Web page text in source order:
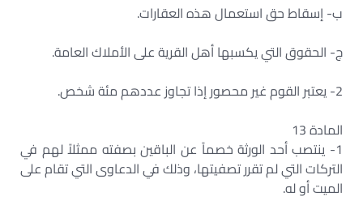
‌ب- إسقاط حق استعمال هذه العقارات.
‌ج- الحقوق التي يكسبها أهل القرية على الأملاك العامة.
2- يعتبر القوم غير محصور إذا تجاوز عددهم مئة شخص.
المادة 13
1- ينتصب أحد الورثة خصماً عن الباقين بصفته ممثلاً لهم في
التركات التي لم تقرر تصفيتها، وذلك في الدعاوى التي تقام على
الميت أو له.